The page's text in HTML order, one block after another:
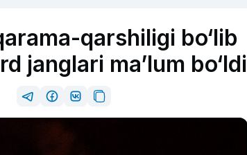
qarshiligi bo‘lib
janglari ma’lum bo‘ldi